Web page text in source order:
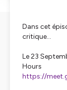
Dans cet
critique...
Le 23
Hours
https://